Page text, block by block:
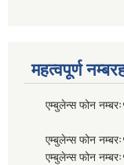
महत्वपूर्ण
एम्बुलेन्स फोन
एम्बुलेन्स फोन
एम्बुलेन्स फोन